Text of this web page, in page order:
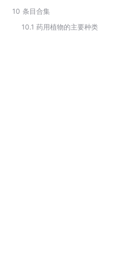
10 条目合集
10.1 药用植物的主要种类